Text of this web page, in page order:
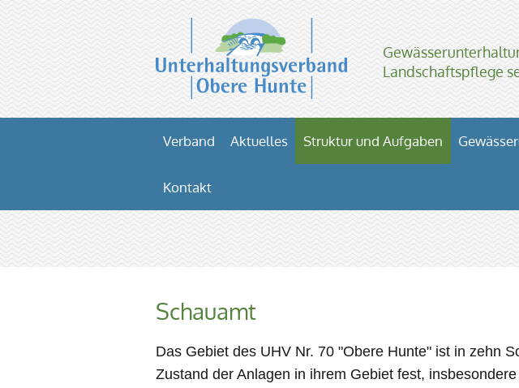
Landschaftspflege
Verband Aktuelles Struktur und Aufgaben
Kontakt
Schauamt
Das Gebiet des UHV Nr. 70 "Obere Hunte" ist in zehn
Zustand der Anlagen in ihrem Gebiet fest,